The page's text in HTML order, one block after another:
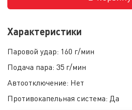
Характеристики
Паровой удар: 160 г/мин
Подача пара: 35 г/мин
Автоотключение: Нет
Противокапельная система: Да